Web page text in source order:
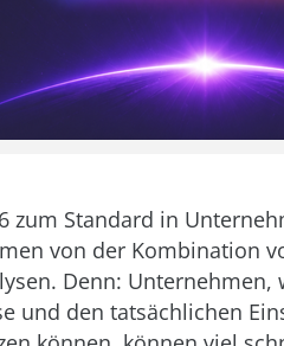
zum Standard in
von der Kombination
Denn: Unternehmen,
und den tatsächlichen